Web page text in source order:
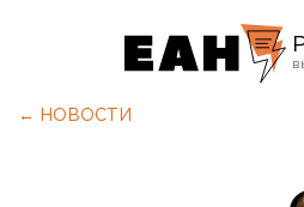
← НОВОСТИ